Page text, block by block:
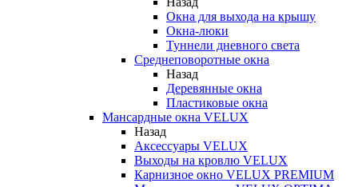
Окна для выхода на крышу
Окна-люки
Туннели дневного света
Среднеповоротные окна
Назад
Деревянные окна
Пластиковые окна
Мансардные окна VELUX
Назад
Аксессуары VELUX
Выходы на кровлю VELUX
Карнизное окно VELUX PREMIUM